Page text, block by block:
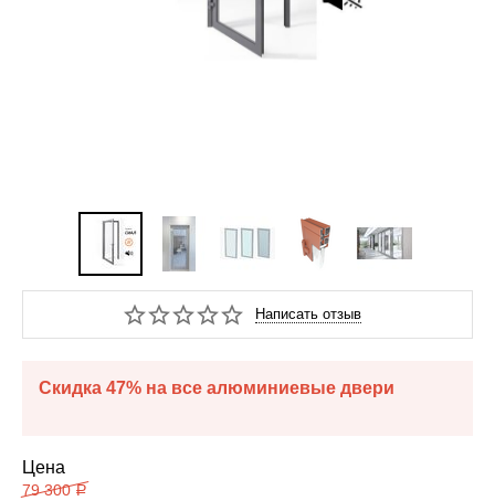
Написать отзыв
Скидка 47% на все алюминиевые двери
Цена
79 300 Р